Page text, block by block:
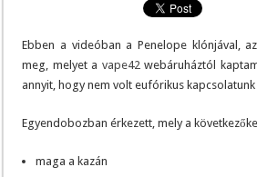
Ebben a videóban a Penelope klónjával,
meg, melyet a vape42 webáruháztól
annyit, hogy nem volt eufórikus kapcsolatunk
Egyendobozban érkezett, mely a
maga a kazán